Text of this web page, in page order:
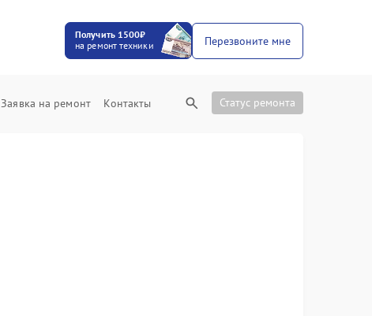
Получить 1500₽
на ремонт техники
Перезвоните мне
Заявка на ремонт Контакты Статус ремонта